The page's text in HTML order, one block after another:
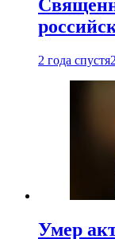
2 года спустя
Умер